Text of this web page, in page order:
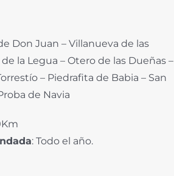
Don Juan – Villanueva de las
la Legua – Otero de las Dueñas –
– Piedrafita de Babia – San
de Navia
Km
: Todo el año.